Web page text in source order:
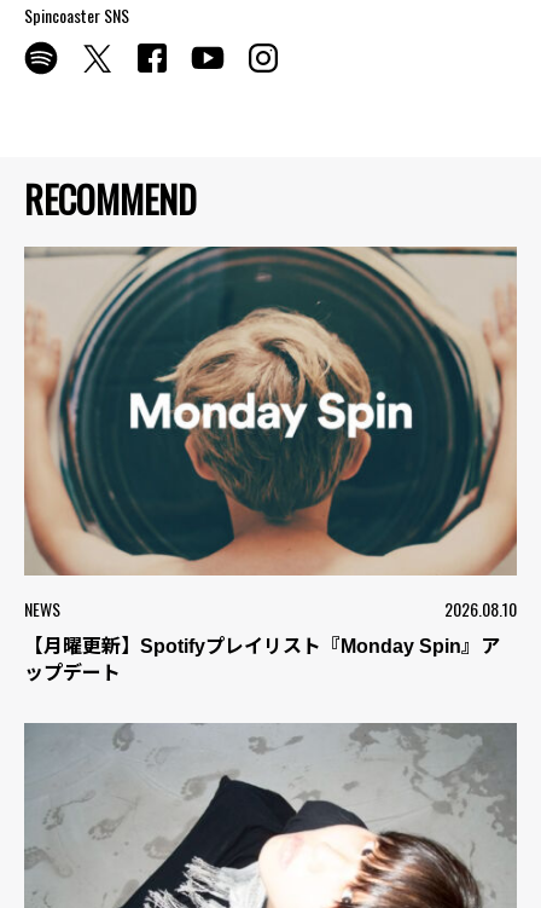
RECOMMEND
NEWS 2026.08.10
【月曜更新】Spotifyプレイリスト『Monday Spin』ア
ップデート
Spincoaster SNS